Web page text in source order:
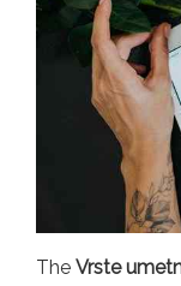
The Vrste